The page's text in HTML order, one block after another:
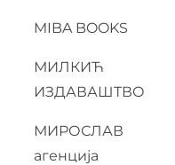
MIBA BOOKS
МИЛКИЋ
ИЗДАВАШТВО
МИРОСЛАВ
агенција